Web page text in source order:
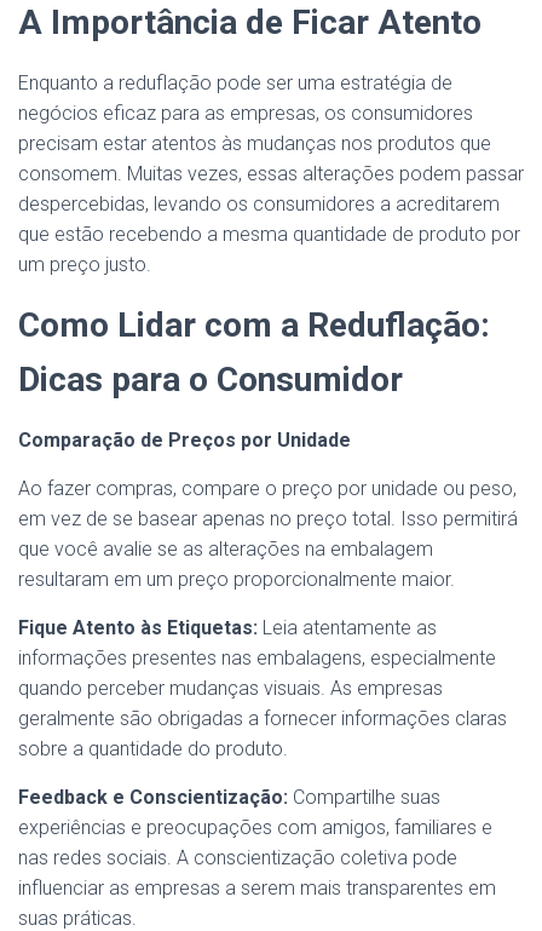
A Importância de Ficar Atento
Enquanto a reduflação pode ser uma estratégia de
negócios eficaz para as empresas, os consumidores
precisam estar atentos às mudanças nos produtos que
consomem. Muitas vezes, essas alterações podem passar
despercebidas, levando os consumidores a acreditarem
que estão recebendo a mesma quantidade de produto por
um preço justo.
Como Lidar com a Reduflação:
Dicas para o Consumidor
Comparação de Preços por Unidade
Ao fazer compras, compare o preço por unidade ou peso,
em vez de se basear apenas no preço total. Isso permitirá
que você avalie se as alterações na embalagem
resultaram em um preço proporcionalmente maior.
Fique Atento às Etiquetas: Leia atentamente as
informações presentes nas embalagens, especialmente
quando perceber mudanças visuais. As empresas
geralmente são obrigadas a fornecer informações claras
sobre a quantidade do produto.
Feedback e Conscientização: Compartilhe suas
experiências e preocupações com amigos, familiares e
nas redes sociais. A conscientização coletiva pode
influenciar as empresas a serem mais transparentes em
suas práticas.